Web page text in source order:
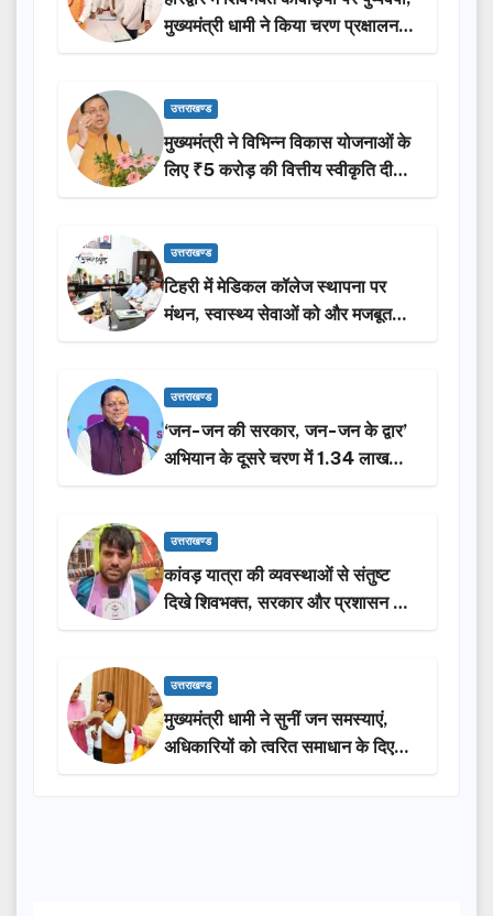
मुख्यमंत्री धामी ने किया चरण प्रक्षालन…
उत्तराखण्ड
मुख्यमंत्री ने विभिन्न विकास योजनाओं के
लिए ₹5 करोड़ की वित्तीय स्वीकृति दी…
उत्तराखण्ड
टिहरी में मेडिकल कॉलेज स्थापना पर
मंथन, स्वास्थ्य सेवाओं को और मजबूत
करेगी सरकार: मुख्यमंत्री धामी…
उत्तराखण्ड
‘जन-जन की सरकार, जन-जन के द्वार’
अभियान के दूसरे चरण में 1.34 लाख
लोगों की भागीदारी…
उत्तराखण्ड
कांवड़ यात्रा की व्यवस्थाओं से संतुष्ट
दिखे शिवभक्त, सरकार और प्रशासन की
सराहना…
उत्तराखण्ड
मुख्यमंत्री धामी ने सुनीं जन समस्याएं,
अधिकारियों को त्वरित समाधान के दिए
निर्देश